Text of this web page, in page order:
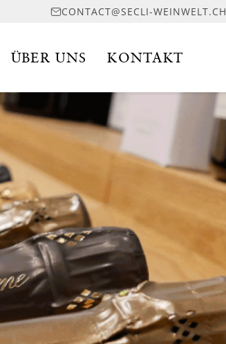
CONTACT@SECLI-WEINWELT.CH
ÜBER UNS KONTAKT